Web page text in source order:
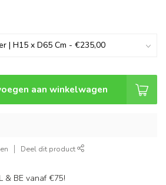
aan winkelwagen
Deel dit product
& BE vanaf €75!